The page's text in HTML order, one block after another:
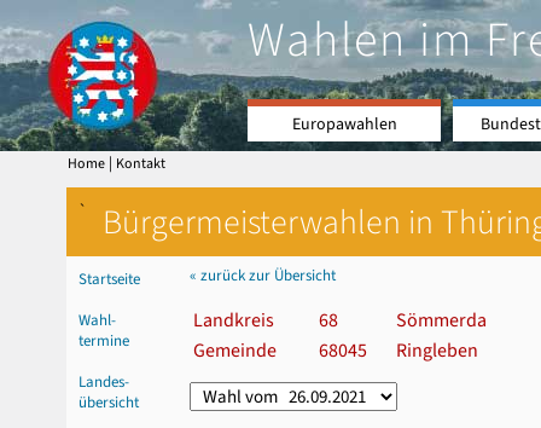
Wahlen im
Europawahlen
Home | Kontakt
` Bürgermeisterwahlen in
Startseite
Wahl-
termine
Landes-
übersicht
« zurück zur Übersicht
Landkreis 68
Sömmerda
Gemeinde
68045 Ringleben